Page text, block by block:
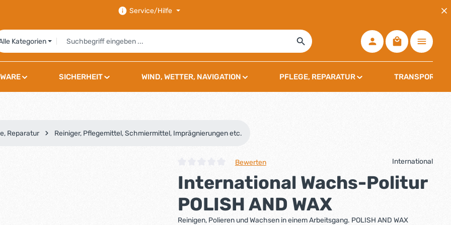
Service/Hilfe
Kategorien
Warenkorb
SICHERHEIT WIND, WETTER, NAVIGATION PFLEGE, REPARATUR TRANSPORT,
Reparatur Reiniger, Pflegemittel, Schmiermittel, Imprägnierungen etc.
Bewerten International
International Wachs-Politur
POLISH AND WAX
Reinigen, Polieren und Wachsen in einem Arbeitsgang. POLISH AND WAX